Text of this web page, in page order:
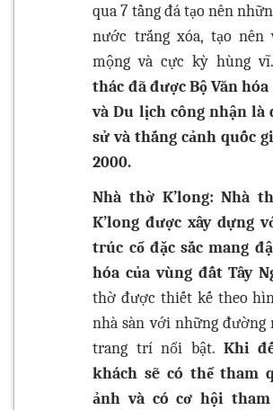
qua 7 tầng đá tạo nên
nước trắng xóa, tạo nên
mộng và cực kỳ hùng
thác đã được Bộ Văn
và Du lịch công nhận
sử và thắng cảnh quốc
2000.
Nhà thờ K’long: Nhà
K’long được xây dựng
trúc cổ đặc sắc mang
hóa của vùng đất Tây
thờ được thiết kế theo
nhà sàn với những đường
trang trí nổi bật. Khi
khách sẽ có thể tham
ảnh và có cơ hội